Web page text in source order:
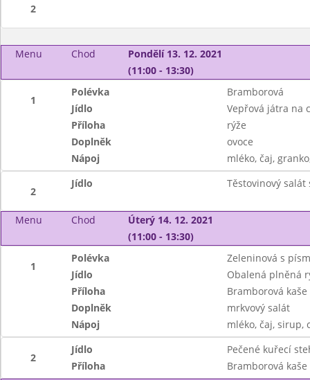
2
Menu Chod
Pondělí 13. 12. 2021
(11:00 - 13:30)
1
Polévka
Bramborová
Jídlo
Vepřová játra na
Příloha
rýže
Doplněk
ovoce
Nápoj
mléko, čaj,
2
Jídlo Těstovinový salát
Menu Chod
Úterý 14. 12. 2021
(11:00 - 13:30)
1
Polévka
Zeleninová s
Jídlo
Obalená plněná
Příloha
Bramborová kaše
Doplněk
mrkvový salát
Nápoj
mléko, čaj, sirup,
2
Jídlo
Pečené kuřecí
Příloha
Bramborová kaše